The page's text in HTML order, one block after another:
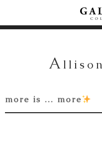
A
more is … more